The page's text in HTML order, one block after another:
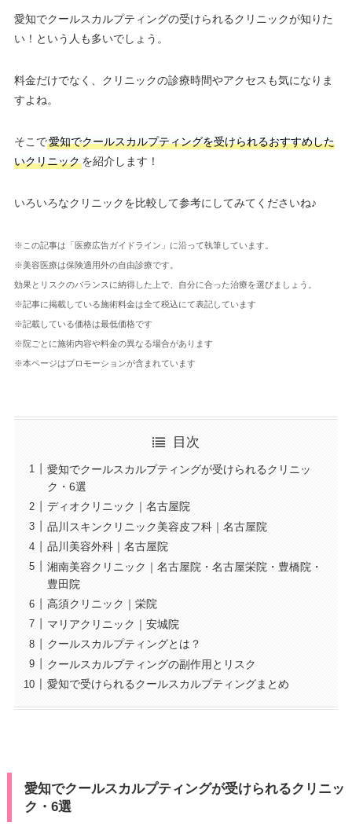
愛知でクールスカルプティングの受けられるクリニックが知りた
い！という人も多いでしょう。
料金だけでなく、クリニックの診療時間やアクセスも気になりま
すよね。
そこで愛知でクールスカルプティングを受けられるおすすめした
いクリニックを紹介します！
いろいろなクリニックを比較して参考にしてみてくださいね♪
※この記事は「医療広告ガイドライン」に沿って執筆しています。
※美容医療は保険適用外の自由診療です。
効果とリスクのバランスに納得した上で、自分に合った治療を選びましょう。
※記事に掲載している施術料金は全て税込にて表記しています
※記載している価格は最低価格です
※院ごとに施術内容や料金の異なる場合があります
※本ページはプロモーションが含まれています
目次
愛知でクールスカルプティングが受けられるクリニッ
ク・6選
ディオクリニック｜名古屋院
品川スキンクリニック美容皮フ科｜名古屋院
品川美容外科｜名古屋院
湘南美容クリニック｜名古屋院・名古屋栄院・豊橋院・
豊田院
高須クリニック｜栄院
マリアクリニック｜安城院
クールスカルプティングとは？
クールスカルプティングの副作用とリスク
愛知で受けられるクールスカルプティングまとめ
愛知でクールスカルプティングが受けられるクリニッ
ク・6選